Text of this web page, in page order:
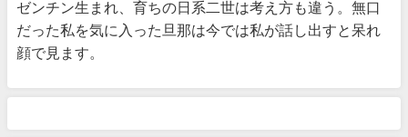
ゼンチン生まれ、育ちの日系二世は考え方も違う。無口
だった私を気に入った旦那は今では私が話し出すと呆れ
顔で見ます。